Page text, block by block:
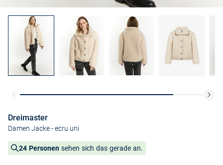
Dreimaster
Damen Jacke- ecru uni
24 Personen sehen sich das gerade an.